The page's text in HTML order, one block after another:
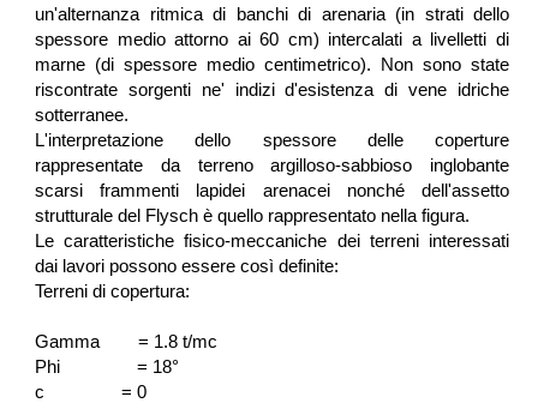
un'alternanza ritmica di banchi di arenaria (in strati dello
spessore medio attorno ai 60 cm) intercalati a livelletti di
marne (di spessore medio centimetrico). Non sono state
riscontrate sorgenti ne' indizi d'esistenza di vene idriche
sotterranee.
L'interpretazione dello spessore delle coperture
rappresentate da terreno argilloso-sabbioso inglobante
scarsi frammenti lapidei arenacei nonché dell'assetto
strutturale del Flysch è quello rappresentato nella figura.
Le caratteristiche fisico-meccaniche dei terreni interessati
dai lavori possono essere così definite:
Terreni di copertura:
Gamma = 1.8 t/mc
Phi = 18°
c = 0